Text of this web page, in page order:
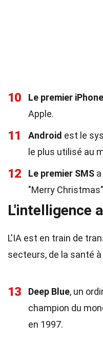
10 Le premier iPhone
Apple.
11 Android est le
le plus utilisé au
12 Le premier SMS
"Merry
L'intelligence
L'IA est en train de
secteurs, de la santé
13 Deep Blue, un
champion du
en 1997.